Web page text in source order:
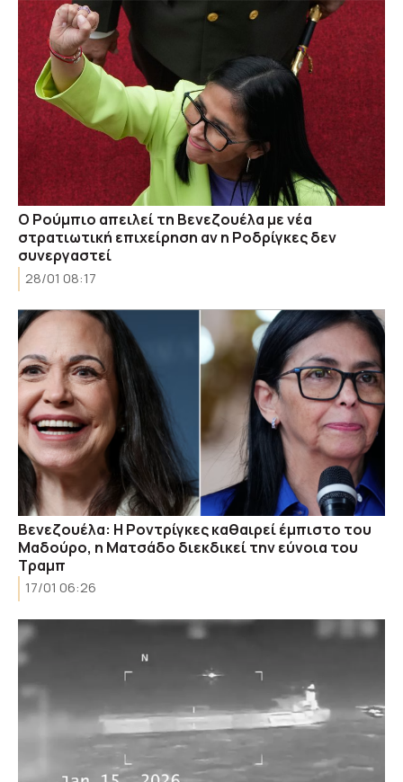
Ο Ρούμπιο απειλεί τη Βενεζουέλα με νέα
στρατιωτική επιχείρηση αν η Ροδρίγκες δεν
συνεργαστεί
28/01 08:17
Βενεζουέλα: Η Ροντρίγκες καθαιρεί έμπιστο του
Μαδούρο, η Ματσάδο διεκδικεί την εύνοια του
Τραμπ
17/01 06:26